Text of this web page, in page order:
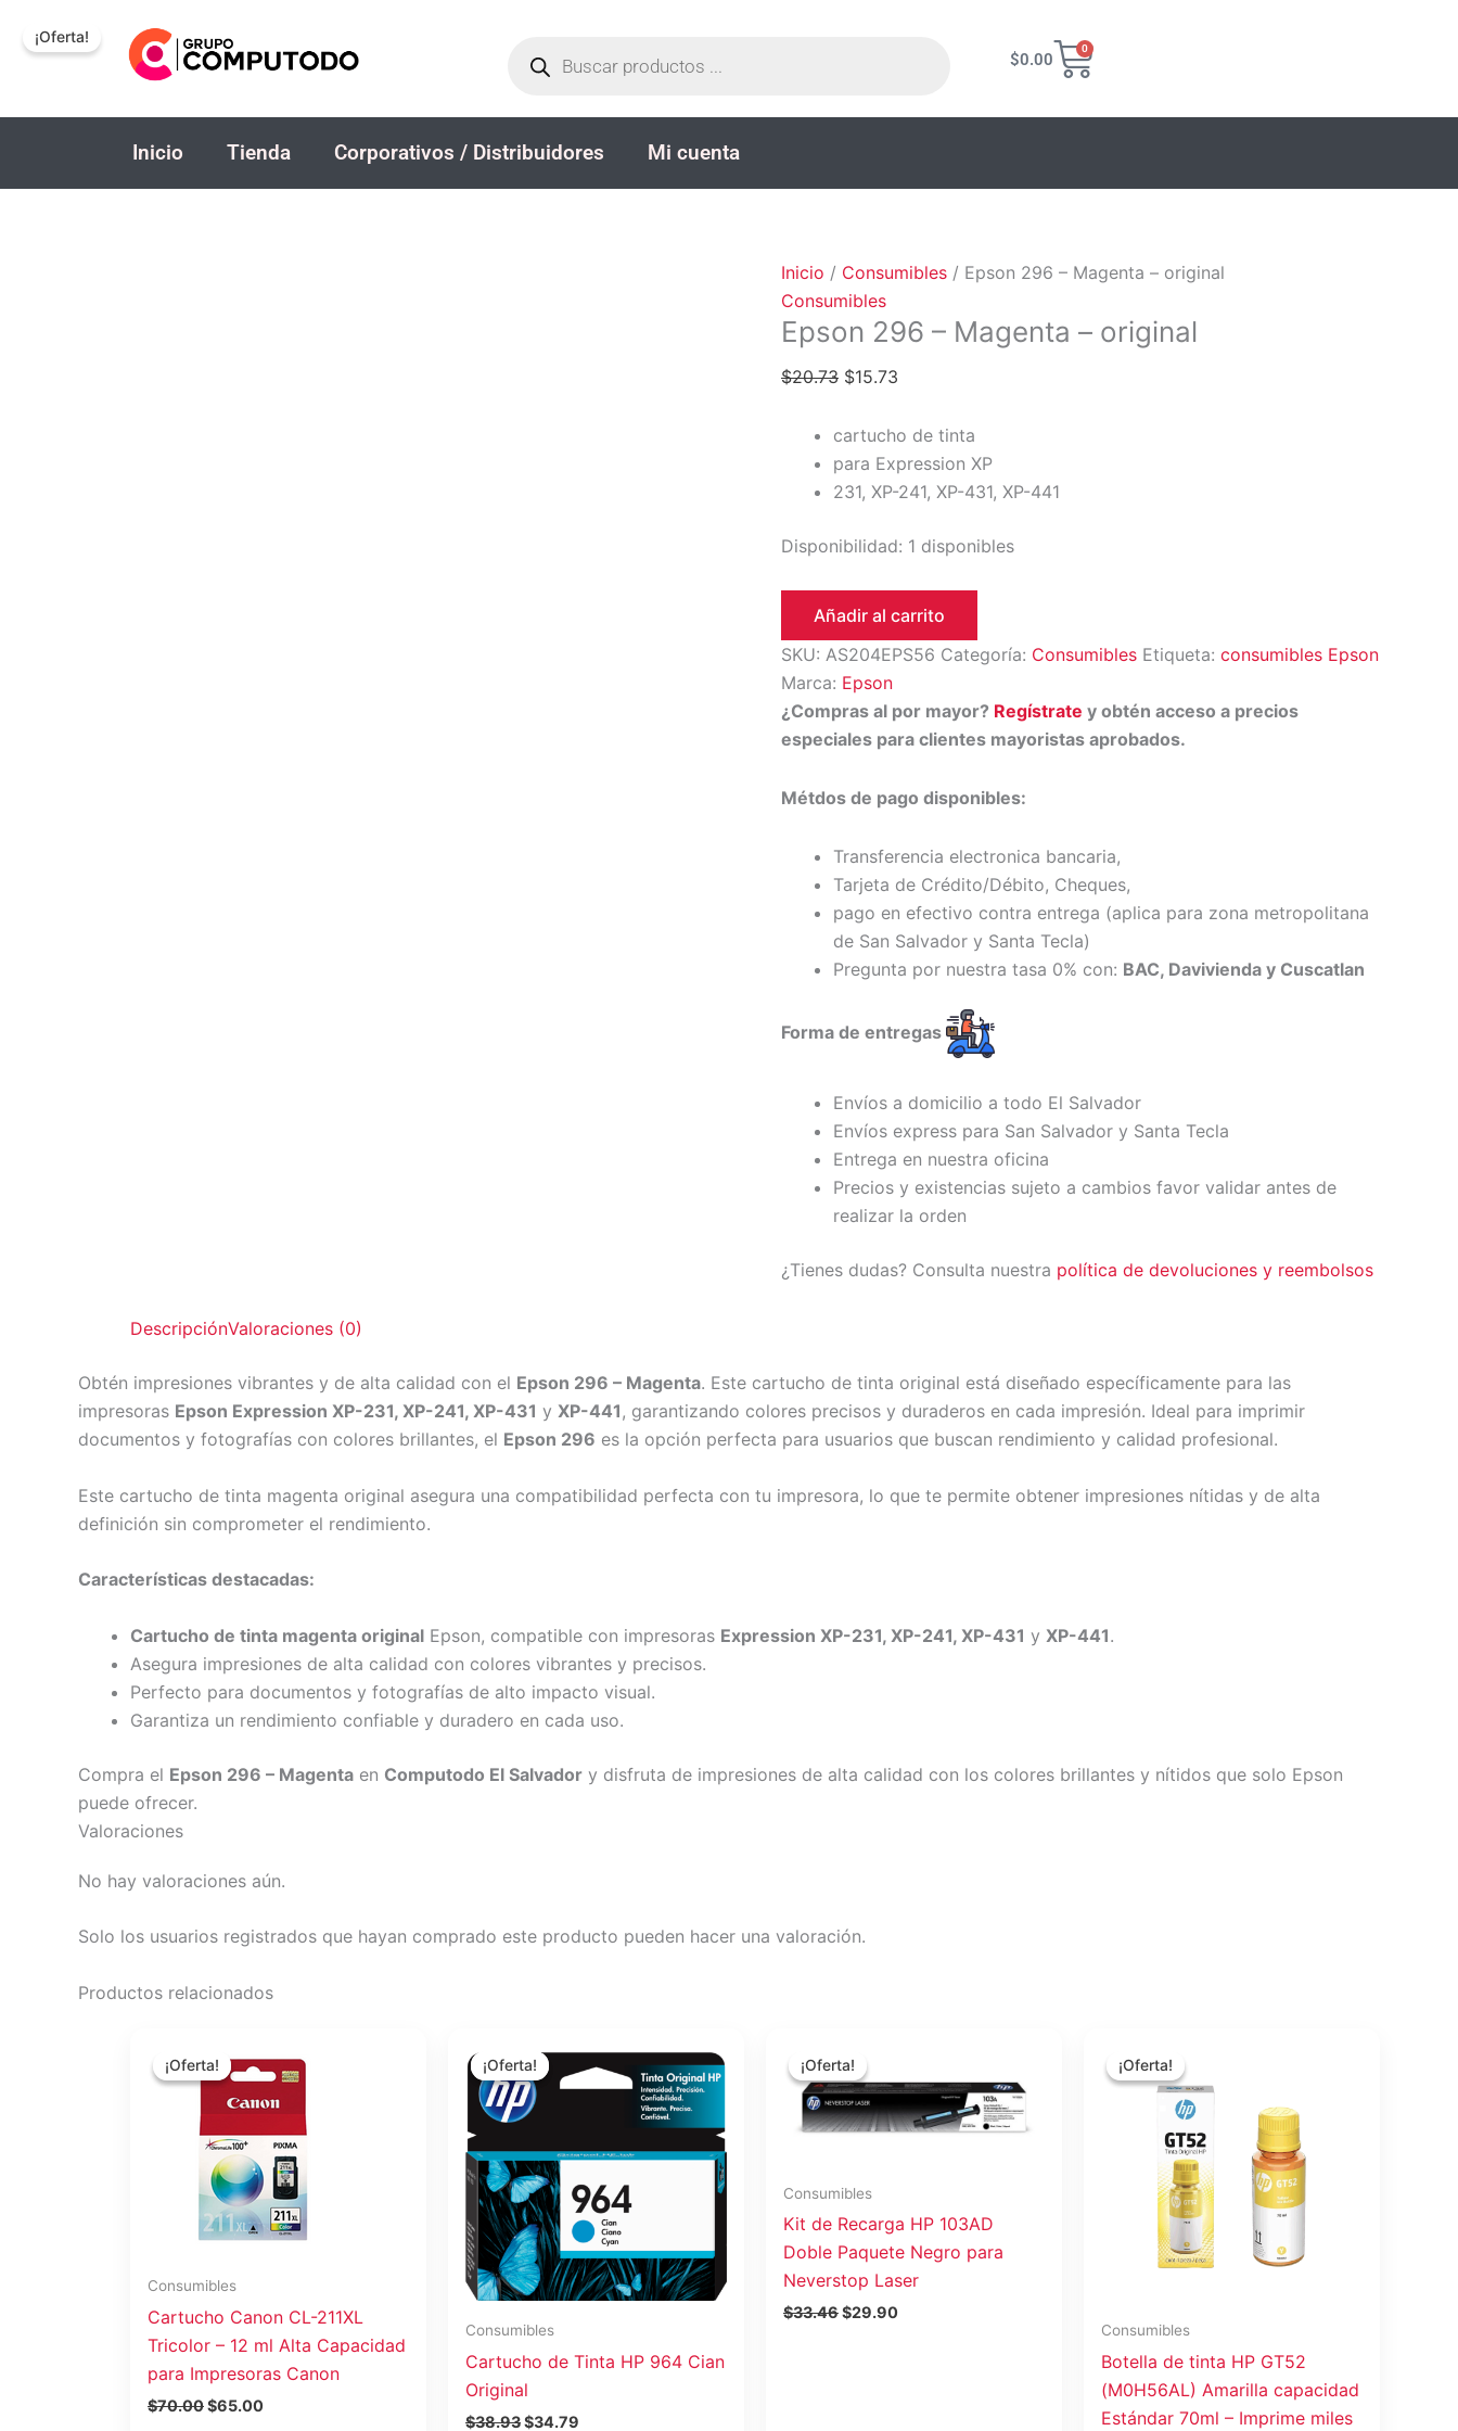
productos
$0.00
0
Carrito
Inicio Tienda Corporativos / Distribuidores Mi cuenta
¡Oferta!
Inicio / Consumibles / Epson 296 – Magenta – original
Consumibles
Epson 296 – Magenta – original
$20.73 $15.73
cartucho de tinta
para Expression XP
231, XP-241, XP-431, XP-441
Disponibilidad: 1 disponibles
Añadir al carrito
SKU: AS204EPS56 Categoría: Consumibles Etiqueta: consumibles Epson
Marca: Epson
¿Compras al por mayor? Regístrate y obtén acceso a precios
especiales para clientes mayoristas aprobados.
Métdos de pago disponibles:
Transferencia electronica bancaria,
Tarjeta de Crédito/Débito, Cheques,
pago en efectivo contra entrega (aplica para zona metropolitana
de San Salvador y Santa Tecla)
Pregunta por nuestra tasa 0% con: BAC, Davivienda y Cuscatlan
Forma de entregas
Envíos a domicilio a todo El Salvador
Envíos express para San Salvador y Santa Tecla
Entrega en nuestra oficina
Precios y existencias sujeto a cambios favor validar antes de
realizar la orden
¿Tienes dudas? Consulta nuestra política de devoluciones y reembolsos
DescripciónValoraciones (0)
Obtén impresiones vibrantes y de alta calidad con el Epson 296 – Magenta. Este cartucho de tinta original está diseñado específicamente para las
impresoras Epson Expression XP-231, XP-241, XP-431 y XP-441, garantizando colores precisos y duraderos en cada impresión. Ideal para imprimir
documentos y fotografías con colores brillantes, el Epson 296 es la opción perfecta para usuarios que buscan rendimiento y calidad profesional.
Este cartucho de tinta magenta original asegura una compatibilidad perfecta con tu impresora, lo que te permite obtener impresiones nítidas y de alta
definición sin comprometer el rendimiento.
Características destacadas:
Cartucho de tinta magenta original Epson, compatible con impresoras Expression XP-231, XP-241, XP-431 y XP-441.
Asegura impresiones de alta calidad con colores vibrantes y precisos.
Perfecto para documentos y fotografías de alto impacto visual.
Garantiza un rendimiento confiable y duradero en cada uso.
Compra el Epson 296 – Magenta en Computodo El Salvador y disfruta de impresiones de alta calidad con los colores brillantes y nítidos que solo Epson
puede ofrecer.
Valoraciones
No hay valoraciones aún.
Solo los usuarios registrados que hayan comprado este producto pueden hacer una valoración.
Productos relacionados
¡Oferta!
¡Oferta!
Consumibles
Cartucho Canon CL-211XL
Tricolor – 12 ml Alta Capacidad
para Impresoras Canon
$70.00
precio
original
era:
$70.00.
$65.00
precio
actual
es:
$65.00.
¡Oferta!
¡Oferta!
Consumibles
Cartucho de Tinta HP 964 Cian
Original
$38.93
precio
original
era:
$38.93.
$34.79
precio
actual
es:
¡Oferta!
¡Oferta!
Consumibles
Kit de Recarga HP 103AD
Doble Paquete Negro para
Neverstop Laser
$33.46
precio
original
era:
$33.46.
$29.90
es:
$29.90.
¡Oferta!
¡Oferta!
Consumibles
Botella de tinta HP GT52
(M0H56AL) Amarilla capacidad
Estándar 70ml – Imprime miles
precio
original
era:
$15.75.
es:
$14.00.